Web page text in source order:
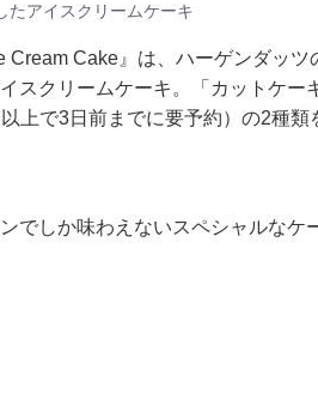
たアイスクリームケーキ
Cream Cake』は、ハーゲンダッ
スクリームケーキ。「カットケー
上で3日前までに要予約）の2種
でしか味わえないスペシャルなケ